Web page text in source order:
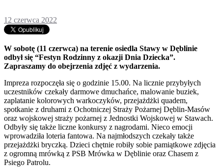
12 czerwca 2022
W sobotę (11 czerwca) na terenie osiedla Stawy w Dęblinie
odbył się “Festyn Rodzinny z okazji Dnia Dziecka”.
Zapraszamy do obejrzenia zdjęć z wydarzenia.
Impreza rozpoczęła się o godzinie 15.00. Na licznie przybyłych
uczestników czekały darmowe dmuchańce, malowanie buziek,
zaplatanie kolorowych warkoczyków, przejażdżki quadem,
spotkanie z druhami z Ochotniczej Straży Pożarnej Dęblin-Masów
oraz wojskowej straży pożarnej z Jednostki Wojskowej w Stawach.
Odbyły się także liczne konkursy z nagrodami. Nieco emocji
wprowadziła loteria fantowa. Na najmłodszych czekały także
przejażdżki bryczką. Dzieci chętnie robiły sobie pamiątkowe zdjęcia
z ogromną mrówką z PSB Mrówka w Dęblinie oraz Chasem z
Psiego Patrolu.